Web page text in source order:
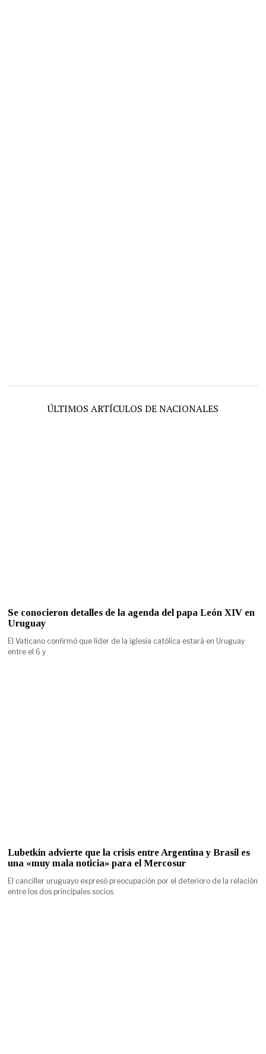
ÚLTIMOS ARTÍCULOS DE NACIONALES
Se conocieron detalles de la agenda del papa León XIV en
Uruguay
El Vaticano confirmó que líder de la iglesia católica estará en Uruguay
entre el 6 y
Lubetkin advierte que la crisis entre Argentina y Brasil es
una «muy mala noticia» para el Mercosur
El canciller uruguayo expresó preocupación por el deterioro de la relación
entre los dos principales socios